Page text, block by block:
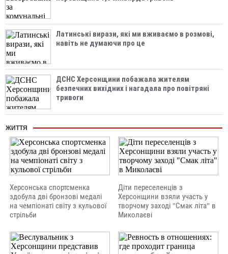
Латинські вирази, які ми вживаємо в розмові,
навіть не думаючи про це
ДСНС Херсонщини побажала жителям
безпечних вихідних і нагадала про повітряні
тривоги
ЖИТТЯ
Херсонська спортсменка
здобула дві бронзові медалі
на чемпіонаті світу з кульової
стрільби
Діти переселенців з
Херсонщини взяли участь у
творчому заході "Смак літа" в
Миколаєві